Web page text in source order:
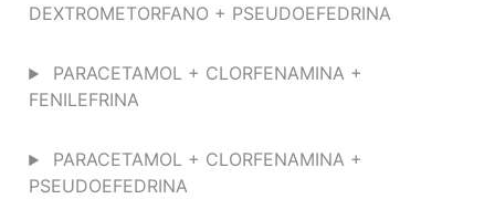
DEXTROMETORFANO + PSEUDOEFEDRINA
PARACETAMOL + CLORFENAMINA +
FENILEFRINA
PARACETAMOL + CLORFENAMINA +
PSEUDOEFEDRINA